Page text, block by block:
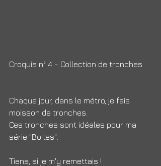
Croquis n° 4 - Collection de tronches
Chaque jour, dans le métro, je fais
moisson de tronches.
Ces tronches sont idéales pour ma
série "Boites".
Tiens, si je m'y remettais !